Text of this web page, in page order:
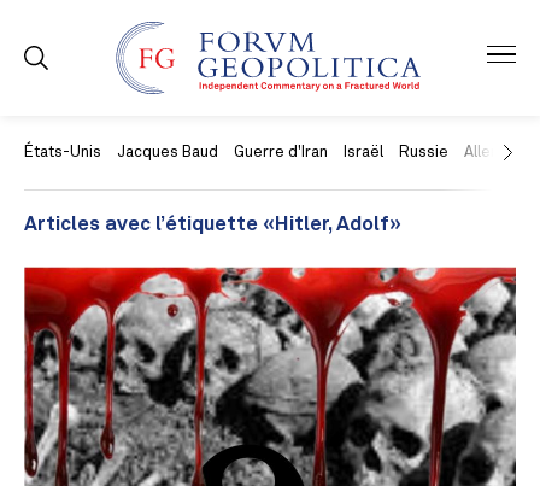
États-Unis Jacques Baud Guerre d'Iran Israël Russie Allemagne
Articles avec l’étiquette «Hitler, Adolf»